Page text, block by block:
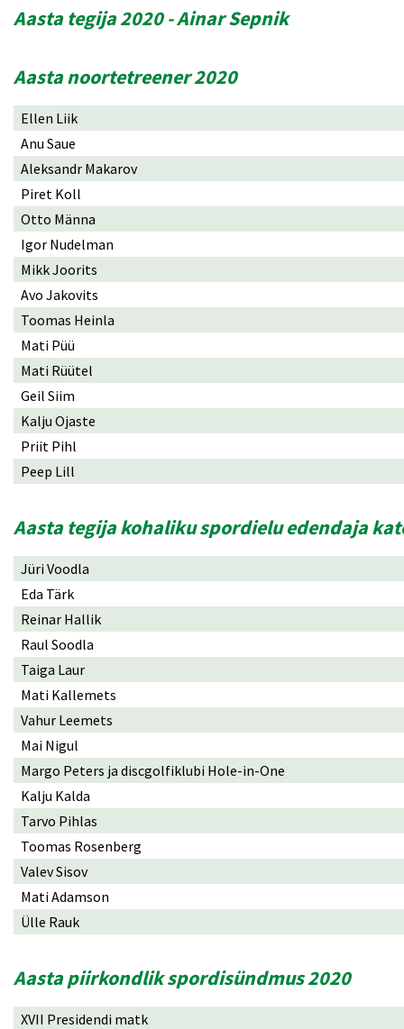
Aasta tegija 2020 - Ainar Sepnik
Aasta noortetreener 2020
Ellen Liik
Anu Saue
Aleksandr Makarov
Piret Koll
Otto Männa
Igor Nudelman
Mikk Joorits
Avo Jakovits
Toomas Heinla
Mati Püü
Mati Rüütel
Geil Siim
Kalju Ojaste
Priit Pihl
Peep Lill
Aasta tegija kohaliku spordielu edendaja
Jüri Voodla
Eda Tärk
Reinar Hallik
Raul Soodla
Taiga Laur
Mati Kallemets
Vahur Leemets
Mai Nigul
Margo Peters ja discgolfiklubi Hole-in-One
Kalju Kalda
Tarvo Pihlas
Toomas Rosenberg
Valev Sisov
Mati Adamson
Ülle Rauk
Aasta piirkondlik spordisündmus 2020
XVII Presidendi matk